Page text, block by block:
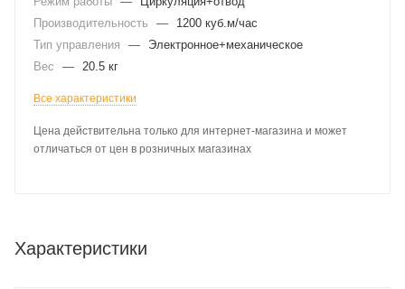
Производительность
—
1200 куб.м/час
Тип управления
—
Электронное+механическое
Вес
— 20.5 кг
Все характеристики
Цена действительна только для интернет-магазина и может
отличаться от цен в розничных магазинах
Характеристики